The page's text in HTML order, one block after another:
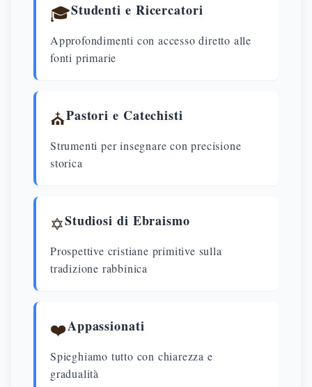
🎓Studenti e Ricercatori
Approfondimenti con accesso diretto alle
fonti primarie
⛪Pastori e Catechisti
Strumenti per insegnare con precisione
storica
✡️Studiosi di Ebraismo
Prospettive cristiane primitive sulla
tradizione rabbinica
❤️Appassionati
Spieghiamo tutto con chiarezza e
gradualità